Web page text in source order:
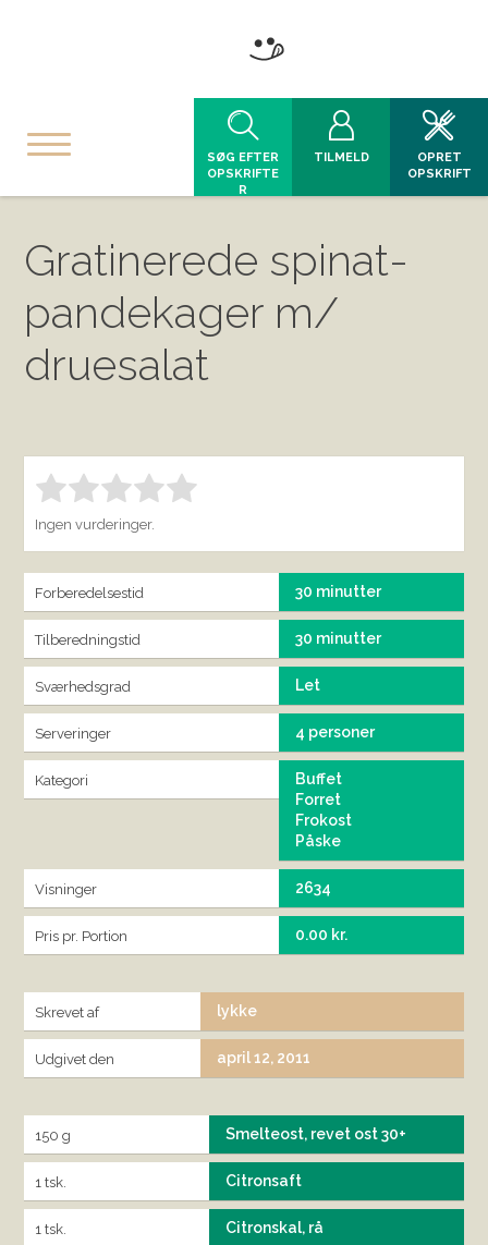
SØG EFTER
OPSKRIFTE
R
TILMELD
OPRET
OPSKRIFT
Gratinerede spinat-
pandekager m/
druesalat
Bedøm denne vare: 1.00
Ingen vurderinger.
Forberedelsestid 30 minutter
Tilberedningstid 30 minutter
Sværhedsgrad Let
Serveringer 4 personer
Kategori
Buffet
Forret
Frokost
Påske
Visninger 2634
Pris pr. Portion 0.00 kr.
Skrevet af lykke
Udgivet den april 12, 2011
150 g Smelteost, revet ost 30+
1 tsk. Citronsaft
1 tsk. Citronskal, rå